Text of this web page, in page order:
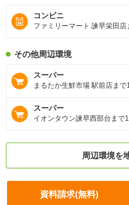
コンビニ
ファミリーマート 諫早栄田
その他周辺環境
スーパー
まるたか生鮮市場 駅前店ま
スーパー
イオンタウン諫早西部台まで
周辺環境を
資料請求(無料)